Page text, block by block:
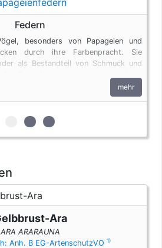
Federn
besonders von Papageien und
durch ihre Farbenpracht. Sie
als Bestandteil von Schmuck und
artenschutzrechtlichen Bestimmungen.
mehr
zur 1. geschützten
zur 2. geschützten
zur 3. geschützten
Ara
ARA ARARAUNA
Anh. B EG-ArtenschutzVO 1)